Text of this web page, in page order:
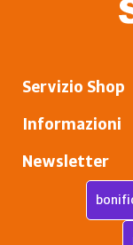
Servizio Shop
Informazioni
Newsletter